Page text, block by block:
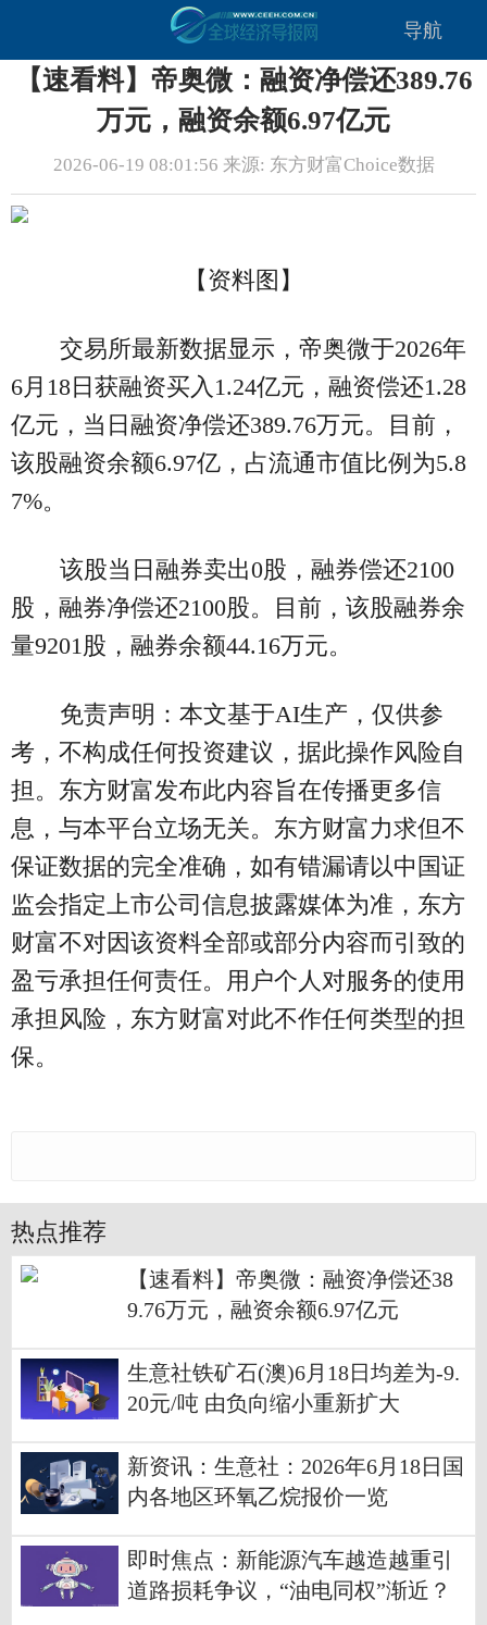
导航
【速看料】帝奥微：融资净偿还389.76
万元，融资余额6.97亿元
2026-06-19 08:01:56 来源: 东方财富Choice数据
【资料图】
交易所最新数据显示，帝奥微于2026年
6月18日获融资买入1.24亿元，融资偿还1.28
亿元，当日融资净偿还389.76万元。目前，
该股融资余额6.97亿，占流通市值比例为5.8
7%。
该股当日融券卖出0股，融券偿还2100
股，融券净偿还2100股。目前，该股融券余
量9201股，融券余额44.16万元。
免责声明：本文基于AI生产，仅供参
考，不构成任何投资建议，据此操作风险自
担。东方财富发布此内容旨在传播更多信
息，与本平台立场无关。东方财富力求但不
保证数据的完全准确，如有错漏请以中国证
监会指定上市公司信息披露媒体为准，东方
财富不对因该资料全部或部分内容而引致的
盈亏承担任何责任。用户个人对服务的使用
承担风险，东方财富对此不作任何类型的担
保。
热点推荐
【速看料】帝奥微：融资净偿还38
9.76万元，融资余额6.97亿元
生意社铁矿石(澳)6月18日均差为-9.
20元/吨 由负向缩小重新扩大
新资讯：生意社：2026年6月18日国
内各地区环氧乙烷报价一览
即时焦点：新能源汽车越造越重引
道路损耗争议，“油电同权”渐近？